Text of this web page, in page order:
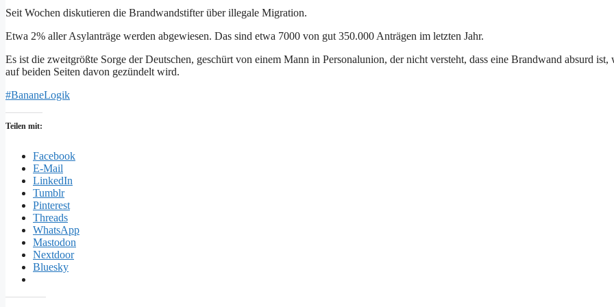
Seit Wochen diskutieren die Brandwandstifter über illegale Migration.
Etwa 2% aller Asylanträge werden abgewiesen. Das sind etwa 7000 von gut 350.000 Anträgen im letzten Jahr.
Es ist die zweitgrößte Sorge der Deutschen, geschürt von einem Mann in Personalunion, der nicht versteht, dass eine Brandwand absurd ist,
auf beiden Seiten davon gezündelt wird.
#BananeLogik
Teilen mit:
Facebook
E-Mail
LinkedIn
Tumblr
Pinterest
Threads
WhatsApp
Mastodon
Nextdoor
Bluesky